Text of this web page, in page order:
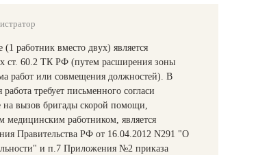
работник вместо двух) является
ст. 60.2 ТК РФ (путем расширения зоны
работ или совмещения должностей). В
требует письменного согласи
на вызов бригады скорой помощи,
медицинским работником, является
Правительства РФ от 16.04.2012 N291 "О
и п.7 Приложения №2 приказа